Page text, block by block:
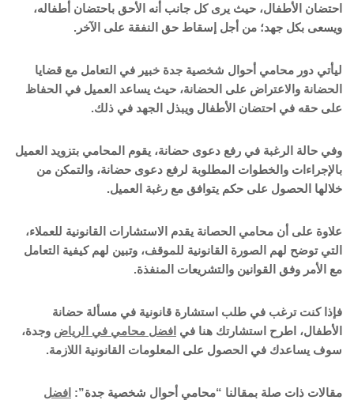
احتضان الأطفال، حيث يرى كل جانب أنه الأحق باحتضان أطفاله،
ويسعى بكل جهد؛ من أجل إسقاط حق النفقة على الآخر.
ليأتي دور محامي أحوال شخصية جدة خبير في التعامل مع قضايا
الحضانة والاعتراض على الحضانة، حيث يساعد العميل في الحفاظ
على حقه في احتضان الأطفال ويبذل الجهد في ذلك.
وفي حالة الرغبة في رفع دعوى حضانة، يقوم المحامي بتزويد العميل
بالإجراءات والخطوات المطلوبة لرفع دعوى حضانة، والتمكن من
خلالها الحصول على حكم يتوافق مع رغبة العميل.
علاوة على أن محامي الحصانة يقدم الاستشارات القانونية للعملاء،
التي توضح لهم الصورة القانونية للموقف، وتبين لهم كيفية التعامل
مع الأمر وفق القوانين والتشريعات المنفذة.
فإذا كنت ترغب في طلب استشارة قانونية في مسألة حضانة
الأطفال، اطرح استشارتك هنا في افضل محامي في الرياض وجدة،
سوف يساعدك في الحصول على المعلومات القانونية اللازمة.
مقالات ذات صلة بمقالنا “محامي أحوال شخصية جدة”: افضل